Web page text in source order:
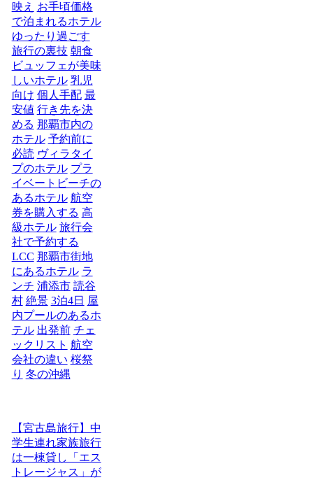
映え お手頃価格
で泊まれるホテル
ゆったり過ごす
旅行の裏技 朝食
ビュッフェが美味
しいホテル 乳児
向け 個人手配 最
安値 行き先を決
める 那覇市内の
ホテル 予約前に
必読 ヴィラタイ
プのホテル プラ
イベートビーチの
あるホテル 航空
券を購入する 高
級ホテル 旅行会
社で予約する
LCC 那覇市街地
にあるホテル ラ
ンチ 浦添市 読谷
村 絶景 3泊4日 屋
内プールのあるホ
テル 出発前 チェ
ックリスト 航空
会社の違い 桜祭
り 冬の沖縄
【宮古島旅行】中
学生連れ家族旅行
は一棟貸し「エス
トレージャス」が